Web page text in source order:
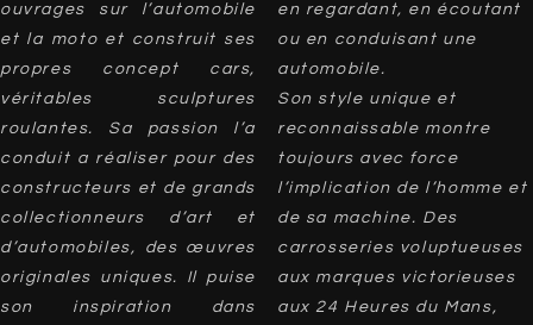
ouvrages sur l’automobile
et la moto et construit ses
propres concept cars,
véritables sculptures
roulantes. Sa passion l’a
conduit a réaliser pour des
constructeurs et de grands
collectionneurs d’art et
d’automobiles, des œuvres
originales uniques. Il puise
son inspiration dans
en regardant, en écoutant
ou en conduisant une
automobile.
Son style unique et
reconnaissable montre
toujours avec force
l’implication de l’homme et
de sa machine. Des
carrosseries voluptueuses
aux marques victorieuses
aux 24 Heures du Mans,